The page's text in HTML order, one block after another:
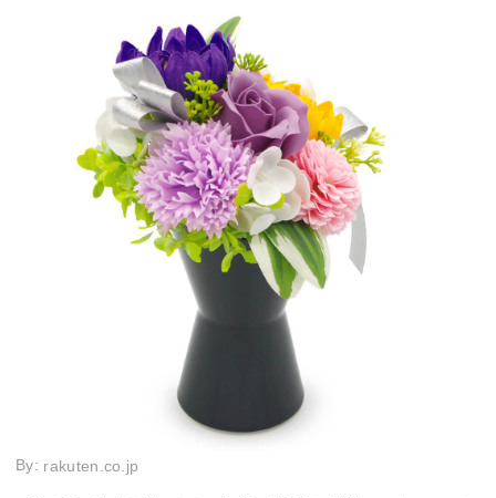
By: rakuten.co.jp